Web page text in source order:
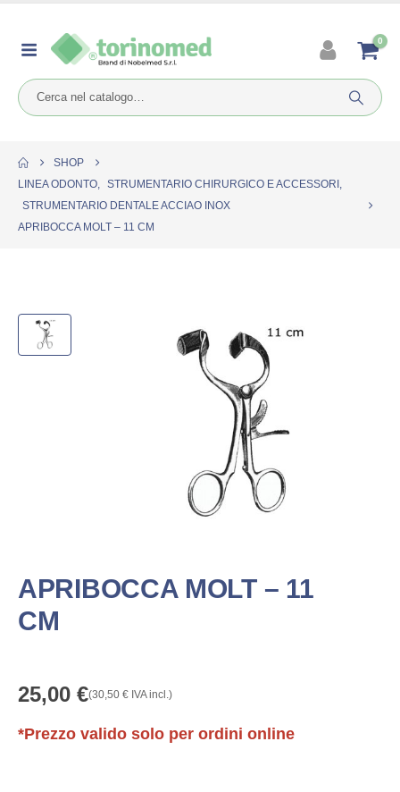
0
SHOP
LINEA ODONTO, STRUMENTARIO CHIRURGICO E ACCESSORI ,
STRUMENTARIO DENTALE ACCIAO INOX
APRIBOCCA MOLT – 11 CM
APRIBOCCA MOLT – 11
CM
25,00 €(30,50 € IVA incl.)
*Prezzo valido solo per ordini online